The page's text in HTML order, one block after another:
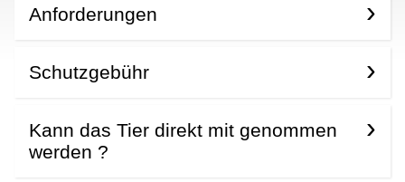
Anforderungen
Schutzgebühr
Kann das Tier direkt mit genommen
werden ?